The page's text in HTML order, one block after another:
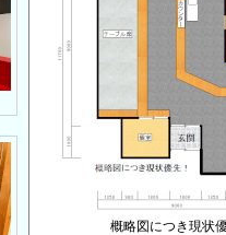
概略図につき現状